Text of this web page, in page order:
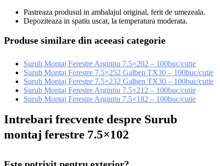
Pastreaza produsul in ambalajul original, ferit de umezeala.
Depoziteaza in spatiu uscat, la temperatura moderata.
Produse similare din aceeasi categorie
Surub Montaj Ferestre Argintiu 7.5×202 – 100buc/cutie
Surub Montaj Ferestre 7.5×252 Galben TX30 – 100buc/cutie
Surub Montaj Ferestre 7.5×232 Galben TX30 – 100buc/cutie
Surub Montaj Ferestre Argintiu 7.5×212 – 100buc/cutie
Surub Montaj Ferestre Argintiu 7.5×182 – 100buc/cutie
Intrebari frecvente despre Surub
montaj ferestre 7.5×102